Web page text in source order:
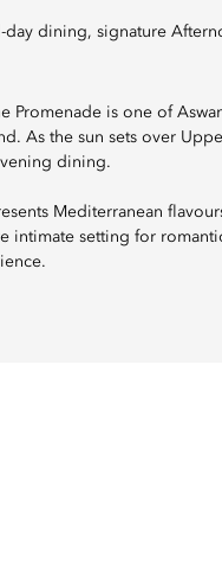
day dining, signature
Promenade is one of
As the sun sets over
dining.
Mediterranean
intimate setting for